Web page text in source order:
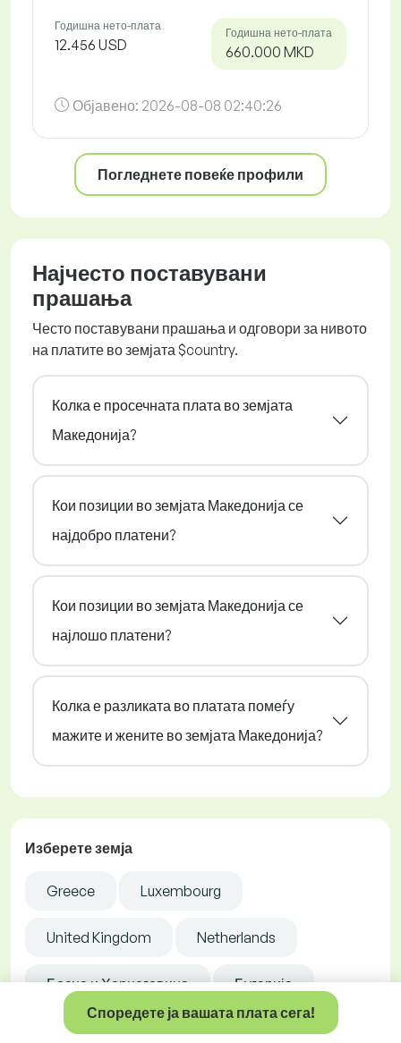
Споредете ја вашата плата сега!
Годишна нето-плата
12.456 USD
Годишна нето-плата
660.000 MKD
Објавено: 2026-08-08 02:40:26
Погледнете повеќе профили
Најчесто поставувани
прашања
Често поставувани прашања и одговори за нивото
на платите во земјата $country.
Колка е просечната плата во земјата
Македонија?
Кои позиции во земјата Македонија се
најдобро платени?
Кои позиции во земјата Македонија се
најлошо платени?
Колка е разликата во платата помеѓу
мажите и жените во земјата Македонија?
Изберете земја
Greece Luxembourg
United Kingdom Netherlands
Босна и Херцеговина Бугарија
Norway Ireland Србија